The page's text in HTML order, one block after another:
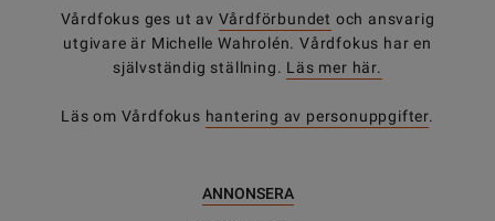
Vårdfokus ges ut av Vårdförbundet och ansvarig
utgivare är Michelle Wahrolén. Vårdfokus har en
självständig ställning. Läs mer här.
Läs om Vårdfokus hantering av personuppgifter.
ANNONSERA